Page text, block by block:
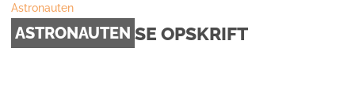
Astronauten
ASTRONAUTEN SE OPSKRIFT